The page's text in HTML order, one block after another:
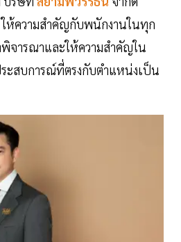
ให้ความสำคัญกับพนักงานในทุก
จารณาและให้ความสำคัญใน
ระสบการณ์ที่ตรงกับตำแหน่งเป็น